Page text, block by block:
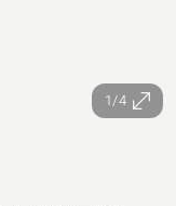
1/4